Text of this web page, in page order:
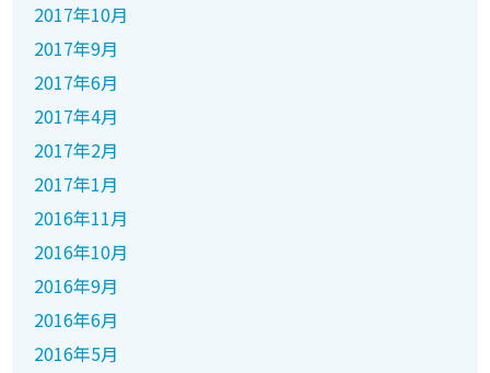
2017年10月
2017年9月
2017年6月
2017年4月
2017年2月
2017年1月
2016年11月
2016年10月
2016年9月
2016年6月
2016年5月